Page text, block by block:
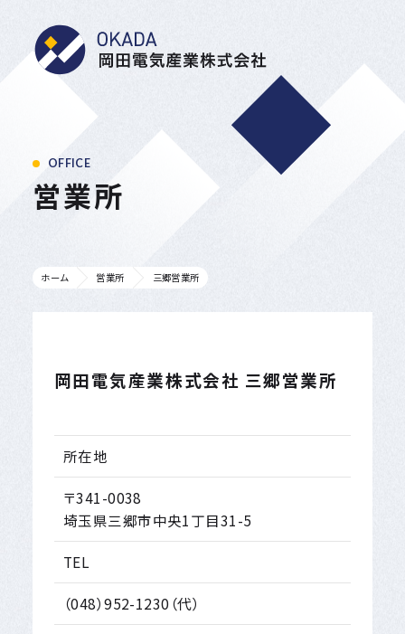
OFFICE
営業所
ホーム 営業所 三郷営業所
岡田電気産業株式会社 三郷営業所
所在地
〒341-0038
埼玉県三郷市中央1丁目31-5
TEL
（048）952-1230（代）